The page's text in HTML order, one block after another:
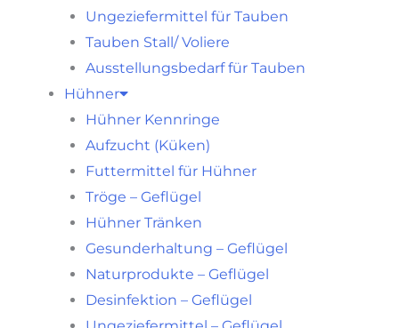
Ungeziefermittel für Tauben
Tauben Stall/ Voliere
Ausstellungsbedarf für Tauben
Hühner
Hühner Kennringe
Aufzucht (Küken)
Futtermittel für Hühner
Tröge – Geflügel
Hühner Tränken
Gesunderhaltung – Geflügel
Naturprodukte – Geflügel
Desinfektion – Geflügel